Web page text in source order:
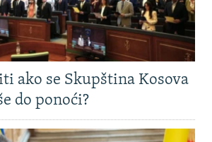
ako se Skupština Kosova
do ponoći?